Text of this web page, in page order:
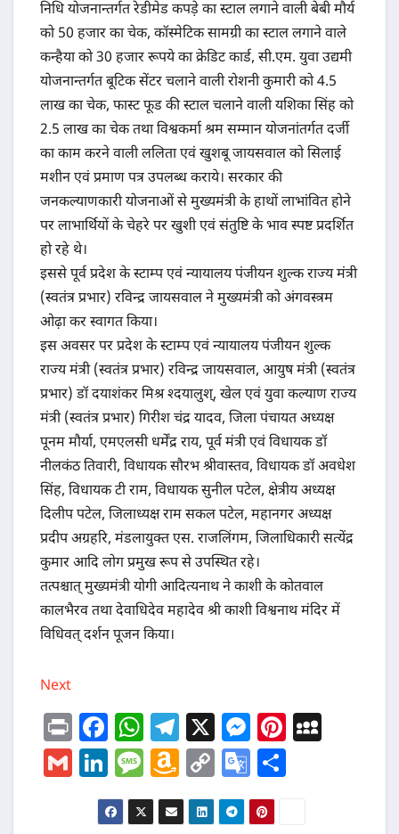
निधि योजनान्तर्गत रेडीमेड कपड़े का स्टाल लगाने वाली बेबी मौर्य
को 50 हजार का चेक, कॉस्मेटिक सामग्री का स्टाल लगाने वाले
कन्हैया को 30 हजार रूपये का क्रेडिट कार्ड, सी.एम. युवा उद्यमी
योजनान्तर्गत बूटिक सेंटर चलाने वाली रोशनी कुमारी को 4.5
लाख का चेक, फास्ट फूड की स्टाल चलाने वाली यशिका सिंह को
2.5 लाख का चेक तथा विश्वकर्मा श्रम सम्मान योजनांतर्गत दर्जी
का काम करने वाली ललिता एवं खुशबू जायसवाल को सिलाई
मशीन एवं प्रमाण पत्र उपलब्ध कराये। सरकार की
जनकल्याणकारी योजनाओं से मुख्यमंत्री के हाथों लाभांवित होने
पर लाभार्थियों के चेहरे पर खुशी एवं संतुष्टि के भाव स्पष्ट प्रदर्शित
हो रहे थे।
इससे पूर्व प्रदेश के स्टाम्प एवं न्यायालय पंजीयन शुल्क राज्य मंत्री
(स्वतंत्र प्रभार) रविन्द्र जायसवाल ने मुख्यमंत्री को अंगवस्त्रम
ओढ़ा कर स्वागत किया।
इस अवसर पर प्रदेश के स्टाम्प एवं न्यायालय पंजीयन शुल्क
राज्य मंत्री (स्वतंत्र प्रभार) रविन्द्र जायसवाल, आयुष मंत्री (स्वतंत्र
प्रभार) डॉ दयाशंकर मिश्र श्दयालुश्, खेल एवं युवा कल्याण राज्य
मंत्री (स्वतंत्र प्रभार) गिरीश चंद्र यादव, जिला पंचायत अध्यक्ष
पूनम मौर्या, एमएलसी धर्मेंद्र राय, पूर्व मंत्री एवं विधायक डॉ
नीलकंठ तिवारी, विधायक सौरभ श्रीवास्तव, विधायक डॉ अवधेश
सिंह, विधायक टी राम, विधायक सुनील पटेल, क्षेत्रीय अध्यक्ष
दिलीप पटेल, जिलाध्यक्ष राम सकल पटेल, महानगर अध्यक्ष
प्रदीप अग्रहरि, मंडलायुक्त एस. राजलिंगम, जिलाधिकारी सत्येंद्र
कुमार आदि लोग प्रमुख रूप से उपस्थित रहे।
तत्पश्चात् मुख्यमंत्री योगी आदित्यनाथ ने काशी के कोतवाल
कालभैरव तथा देवाधिदेव महादेव श्री काशी विश्वनाथ मंदिर में
विधिवत् दर्शन पूजन किया।
Next
Pr
in
t
F
a
c
e
W
h
at
s
T
el
e
g
X M
e
ss
e
Pi
G
m
Li
n
k
M
e
ss
A
m
a
C
o
p
G
o
o